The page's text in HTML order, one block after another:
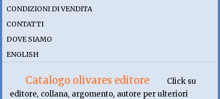
CONDIZIONI DI VENDITA
CONTATTI
DOVE SIAMO
ENGLISH
Catalogo olivares editore
Click su
editore, collana, argomento, autore per ulteriori